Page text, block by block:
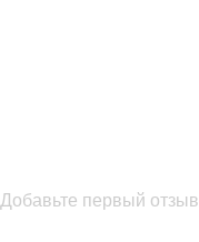
Добавьте первый отзыв